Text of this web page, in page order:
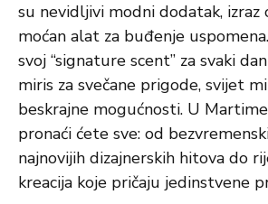
su nevidljivi modni dodatak, izraz
moćan alat za buđenje
svoj “signature scent” za svaki
miris za svečane prigode, svijet
beskrajne mogućnosti. U
pronaći ćete sve: od
najnovijih dizajnerskih hitova do
kreacija koje pričaju jedinstvene